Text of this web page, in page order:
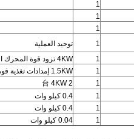
1
1
1
1 توحيد العملية
1
4KW تزود قوة المحرك الرئيسية
1
1.5KW إمدادات تغذية قوة نقل القماش
1
2 台 4KW
1
0.4 كيلو وات
1
0.4 كيلو وات
1 0.04 كيلو وات